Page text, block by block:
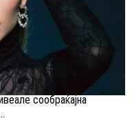
сообраќајна